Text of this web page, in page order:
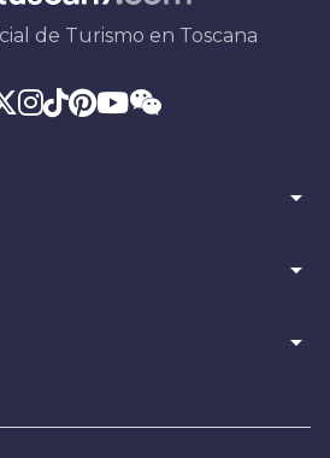
de Turismo en Toscana
arrow_drop_down
arrow_drop_down
arrow_drop_down